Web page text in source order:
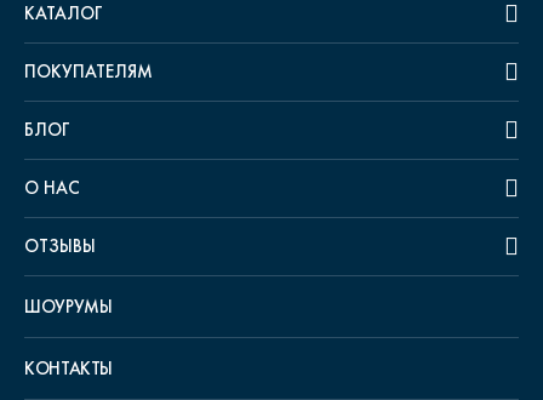
КАТАЛОГ
ПОКУПАТЕЛЯМ
БЛОГ
О НАС
ОТЗЫВЫ
ШОУРУМЫ
КОНТАКТЫ